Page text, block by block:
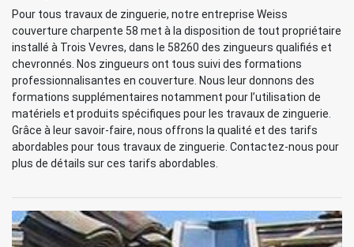
Pour tous travaux de zinguerie, notre entreprise Weiss
couverture charpente 58 met à la disposition de tout propriétaire
installé à Trois Vevres, dans le 58260 des zingueurs qualifiés et
chevronnés. Nos zingueurs ont tous suivi des formations
professionnalisantes en couverture. Nous leur donnons des
formations supplémentaires notamment pour l’utilisation de
matériels et produits spécifiques pour les travaux de zinguerie.
Grâce à leur savoir-faire, nous offrons la qualité et des tarifs
abordables pour tous travaux de zinguerie. Contactez-nous pour
plus de détails sur ces tarifs abordables.